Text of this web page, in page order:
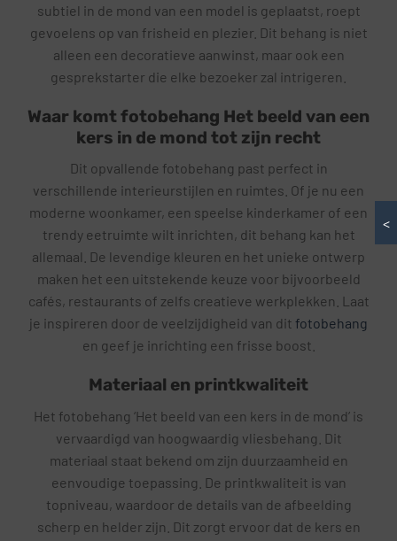
subtiel in de mond van een model is geplaatst, roept
gevoelens op van frisheid en plezier. Dit behang is niet
alleen een decoratieve aanwinst, maar ook een
gesprekstarter die elke bezoeker zal intrigeren.
Waar komt fotobehang Het beeld van een
kers in de mond tot zijn recht
Dit opvallende fotobehang past perfect in
verschillende interieurstijlen en ruimtes. Of je nu een
moderne woonkamer, een speelse kinderkamer of een
trendy eetruimte wilt inrichten, dit behang kan het
allemaal. De levendige kleuren en het unieke ontwerp
maken het een uitstekende keuze voor bijvoorbeeld
cafés, restaurants of zelfs creatieve werkplekken. Laat
je inspireren door de veelzijdigheid van dit fotobehang
en geef je inrichting een frisse boost.
Materiaal en printkwaliteit
Het fotobehang ‘Het beeld van een kers in de mond’ is
vervaardigd van hoogwaardig vliesbehang. Dit
materiaal staat bekend om zijn duurzaamheid en
eenvoudige toepassing. De printkwaliteit is van
topniveau, waardoor de details van de afbeelding
scherp en helder zijn. Dit zorgt ervoor dat de kers en
<